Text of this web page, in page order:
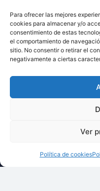
Para ofrecer las mejores
cookies para almacenar y/o
consentimiento de estas
el comportamiento de
sitio. No consentir o retirar el
negativamente a ciertas
Ver
Política de cookies
Techsolids®está
empresas que
servicios para el
procesamiento de